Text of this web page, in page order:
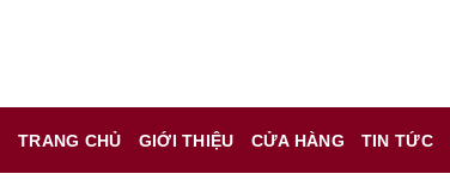
TRANG CHỦ GIỚI THIỆU CỬA HÀNG TIN TỨC